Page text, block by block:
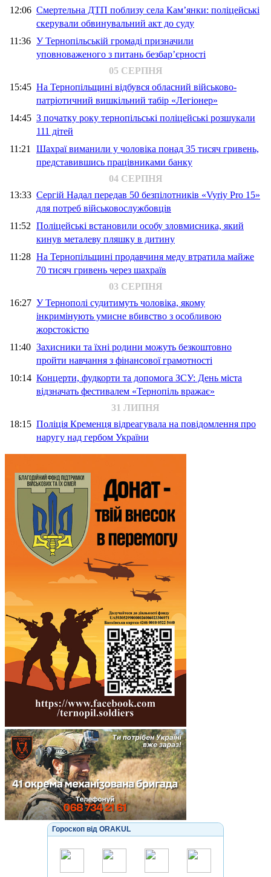
12:06 Смертельна ДТП поблизу села Кам’янки: поліцейські
скерували обвинувальний акт до суду
11:36 У Тернопільській громаді призначили
уповноваженого з питань безбар’єрності
05 СЕРПНЯ
15:45 На Тернопільщині відбувся обласний військово-
патріотичний вишкільний табір «Легіонер»
14:45 З початку року тернопільські поліцейські розшукали
111 дітей
11:21 Шахраї виманили у чоловіка понад 35 тисяч гривень,
представившись працівниками банку
04 СЕРПНЯ
13:33 Сергій Надал передав 50 безпілотників «Vyriy Pro 15»
для потреб військовослужбовців
11:52 Поліцейські встановили особу зловмисника, який
кинув металеву пляшку в дитину
11:28 На Тернопільщині продавчиня меду втратила майже
70 тисяч гривень через шахраїв
03 СЕРПНЯ
16:27 У Тернополі судитимуть чоловіка, якому
інкримінують умисне вбивство з особливою
жорстокістю
11:40 Захисники та їхні родини можуть безкоштовно
пройти навчання з фінансової грамотності
10:14 Концерти, фудкорти та допомога ЗСУ: День міста
відзначать фестивалем «Тернопіль вражає»
31 ЛИПНЯ
18:15 Поліція Кременця відреагувала на повідомлення про
наругу над гербом України
Гороскоп від ORAKUL